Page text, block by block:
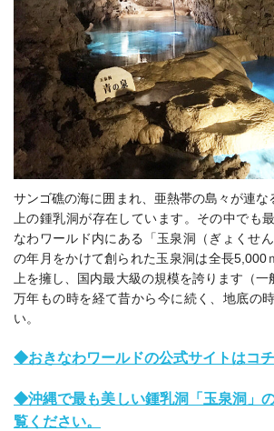
サンゴ礁の海に囲まれ、亜熱帯の島々が連な
上の鍾乳洞が存在しています。 その中でも
なわワールド内にある「玉泉洞（ぎょくせ
の年月をかけて創られた玉泉洞は全長5,000
上を擁し、国内最大級の規模を誇ります（
万年もの時を経て昔から今に続く、地底の
い。
◆おきなわワールドの公式サイトはコチ
◆沖縄で最も美しい鍾乳洞「玉泉洞」
覧ください。